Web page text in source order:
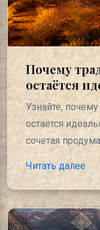
Почему
остаётся
кочевников
Узнайте,
остаётся
сочетая
Читать далее